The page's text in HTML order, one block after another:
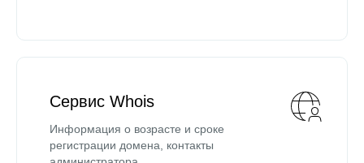
Сервис Whois
Информация о возрасте и сроке
регистрации домена, контакты